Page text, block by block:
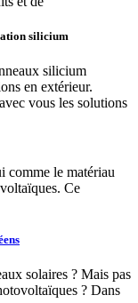
silicium
silicium
en extérieur.
vous les solutions
comme le matériau
Ce
solaires ? Mais pas
? Dans